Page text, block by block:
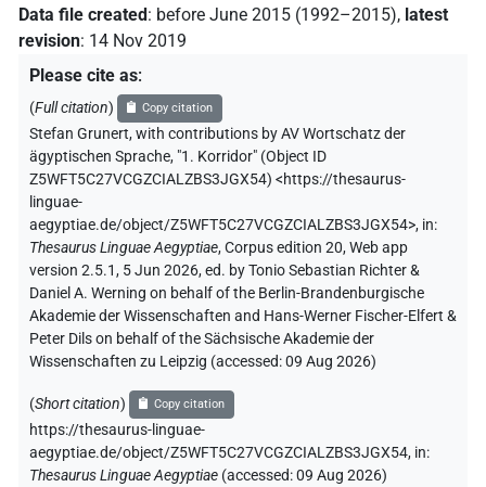
Data file created: before June 2015 (1992–2015), latest
revision: 14 Nov 2019
Please cite as:
(Full citation) Copy citation
Stefan Grunert,with contributions byAV Wortschatz der
ägyptischen Sprache, "1. Korridor" (Object ID
Z5WFT5C27VCGZCIALZBS3JGX54) <https://thesaurus-
linguae-
aegyptiae.de/object/Z5WFT5C27VCGZCIALZBS3JGX54>, in:
Thesaurus Linguae Aegyptiae,Corpus edition 20, Web app
version 2.5.1, 5 Jun 2026, ed. by Tonio Sebastian Richter &
Daniel A. Werning on behalf of the Berlin-Brandenburgische
Akademie der Wissenschaften and Hans-Werner Fischer-Elfert &
Peter Dils on behalf of the Sächsische Akademie der
Wissenschaften zu Leipzig (accessed:09 Aug 2026)
(Short citation) Copy citation
https://thesaurus-linguae-
aegyptiae.de/object/Z5WFT5C27VCGZCIALZBS3JGX54, in:
Thesaurus Linguae Aegyptiae (accessed:09 Aug 2026)